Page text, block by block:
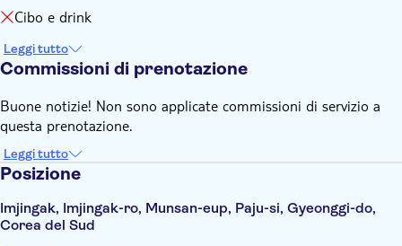
Cibo e drink
Leggi tutto
Commissioni di prenotazione
Buone notizie! Non sono applicate commissioni di servizio a
questa prenotazione.
Leggi tutto
Posizione
Imjingak, Imjingak-ro, Munsan-eup, Paju-si, Gyeonggi-do,
Corea del Sud